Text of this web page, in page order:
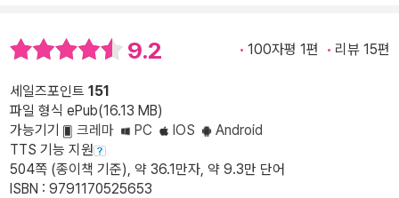
9.2 100자평 1편 리뷰 15편
세일즈포인트 151
파일 형식 ePub(16.13 MB)
가능기기
크레마 PC IOS
Android
TTS 기능 지원
504쪽 (종이책 기준), 약 36.1만자, 약 9.3만 단어
ISBN : 9791170525653